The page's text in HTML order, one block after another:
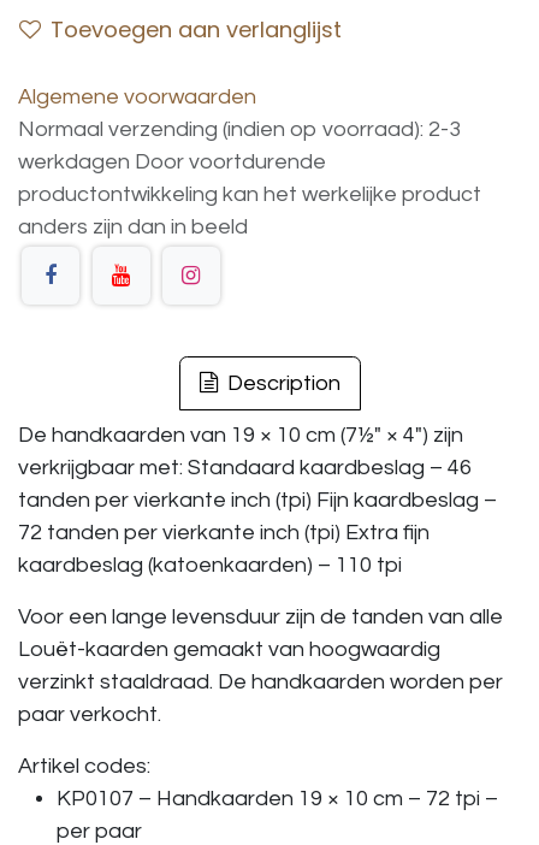
Toevoegen aan verlanglijst
Algemene voorwaarden
Normaal verzending (indien op voorraad): 2-3
werkdagen Door voortdurende
productontwikkeling kan het werkelijke product
anders zijn dan in beeld
Description
De handkaarden van 19 × 10 cm (7½″ × 4″) zijn
verkrijgbaar met: Standaard kaardbeslag – 46
tanden per vierkante inch (tpi) Fijn kaardbeslag –
72 tanden per vierkante inch (tpi) Extra fijn
kaardbeslag (katoenkaarden) – 110 tpi
Voor een lange levensduur zijn de tanden van alle
Louët-kaarden gemaakt van hoogwaardig
verzinkt staaldraad. De handkaarden worden per
paar verkocht.
Artikel codes:
KP0107 – Handkaarden 19 × 10 cm – 72 tpi –
per paar